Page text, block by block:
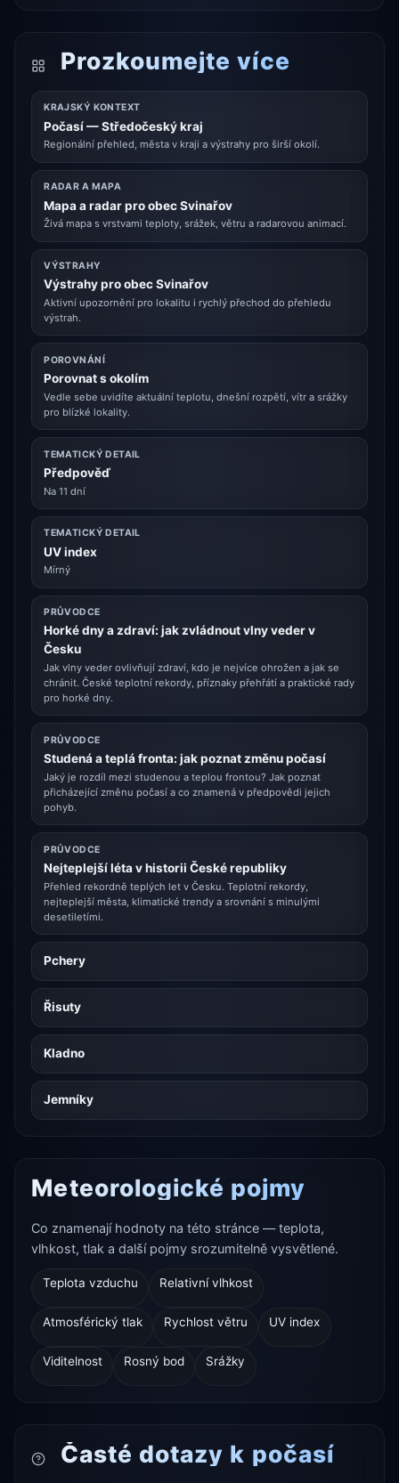
Prozkoumejte více
KRAJSKÝ KONTEXT
Počasí — Středočeský kraj
Regionální přehled, města v kraji a výstrahy pro širší okolí.
RADAR A MAPA
Mapa a radar pro obec Svinařov
Živá mapa s vrstvami teploty, srážek, větru a radarovou animací.
VÝSTRAHY
Výstrahy pro obec Svinařov
Aktivní upozornění pro lokalitu i rychlý přechod do přehledu
výstrah.
POROVNÁNÍ
Porovnat s okolím
Vedle sebe uvidíte aktuální teplotu, dnešní rozpětí, vítr a srážky
pro blízké lokality.
TEMATICKÝ DETAIL
Předpověď
Na 11 dní
TEMATICKÝ DETAIL
UV index
Mírný
PRŮVODCE
Horké dny a zdraví: jak zvládnout vlny veder v
Česku
Jak vlny veder ovlivňují zdraví, kdo je nejvíce ohrožen a jak se
chránit. České teplotní rekordy, příznaky přehřátí a praktické rady
pro horké dny.
PRŮVODCE
Studená a teplá fronta: jak poznat změnu počasí
Jaký je rozdíl mezi studenou a teplou frontou? Jak poznat
přicházející změnu počasí a co znamená v předpovědi jejich
pohyb.
PRŮVODCE
Nejteplejší léta v historii České republiky
Přehled rekordně teplých let v Česku. Teplotní rekordy,
nejteplejší města, klimatické trendy a srovnání s minulými
desetiletími.
Pchery
Řisuty
Kladno
Jemníky
Meteorologické pojmy
Co znamenají hodnoty na této stránce — teplota,
vlhkost, tlak a další pojmy srozumitelně vysvětlené.
Teplota vzduchu Relativní vlhkost
Atmosférický tlak Rychlost větru UV index
Viditelnost Rosný bod Srážky
Časté dotazy k počasí